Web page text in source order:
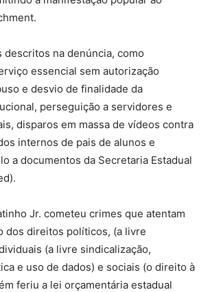
descritos na denúncia, como
essencial sem autorização
e desvio de finalidade da
perseguição a servidores e
disparos em massa de vídeos contra
internos de pais de alunos e
a documentos da Secretaria Estadual
Jr. cometeu crimes que atentam
dos direitos políticos, (a livre
(a livre sindicalização,
e uso de dados) e sociais (o direito à
feriu a lei orçamentária estadual